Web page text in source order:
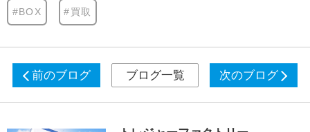
#BOX #買取
前のブログ ブログ一覧 次のブログ